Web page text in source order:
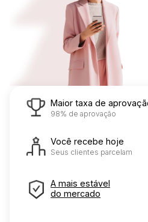
Maior taxa de
98% de aprovação
Você recebe hoje
Seus clientes parcelam
A mais estável
do mercado